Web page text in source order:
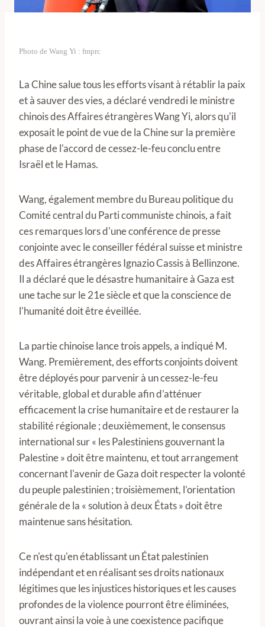
Photo de Wang Yi : fmprc
La Chine salue tous les efforts visant à rétablir la paix
et à sauver des vies, a déclaré vendredi le ministre
chinois des Affaires étrangères Wang Yi, alors qu'il
exposait le point de vue de la Chine sur la première
phase de l'accord de cessez-le-feu conclu entre
Israël et le Hamas.
Wang, également membre du Bureau politique du
Comité central du Parti communiste chinois, a fait
ces remarques lors d'une conférence de presse
conjointe avec le conseiller fédéral suisse et ministre
des Affaires étrangères Ignazio Cassis à Bellinzone.
Il a déclaré que le désastre humanitaire à Gaza est
une tache sur le 21e siècle et que la conscience de
l'humanité doit être éveillée.
La partie chinoise lance trois appels, a indiqué M.
Wang. Premièrement, des efforts conjoints doivent
être déployés pour parvenir à un cessez-le-feu
véritable, global et durable afin d’atténuer
efficacement la crise humanitaire et de restaurer la
stabilité régionale ; deuxièmement, le consensus
international sur « les Palestiniens gouvernant la
Palestine » doit être maintenu, et tout arrangement
concernant l'avenir de Gaza doit respecter la volonté
du peuple palestinien ; troisièmement, l’orientation
générale de la « solution à deux États » doit être
maintenue sans hésitation.
Ce n'est qu'en établissant un État palestinien
indépendant et en réalisant ses droits nationaux
légitimes que les injustices historiques et les causes
profondes de la violence pourront être éliminées,
ouvrant ainsi la voie à une coexistence pacifique